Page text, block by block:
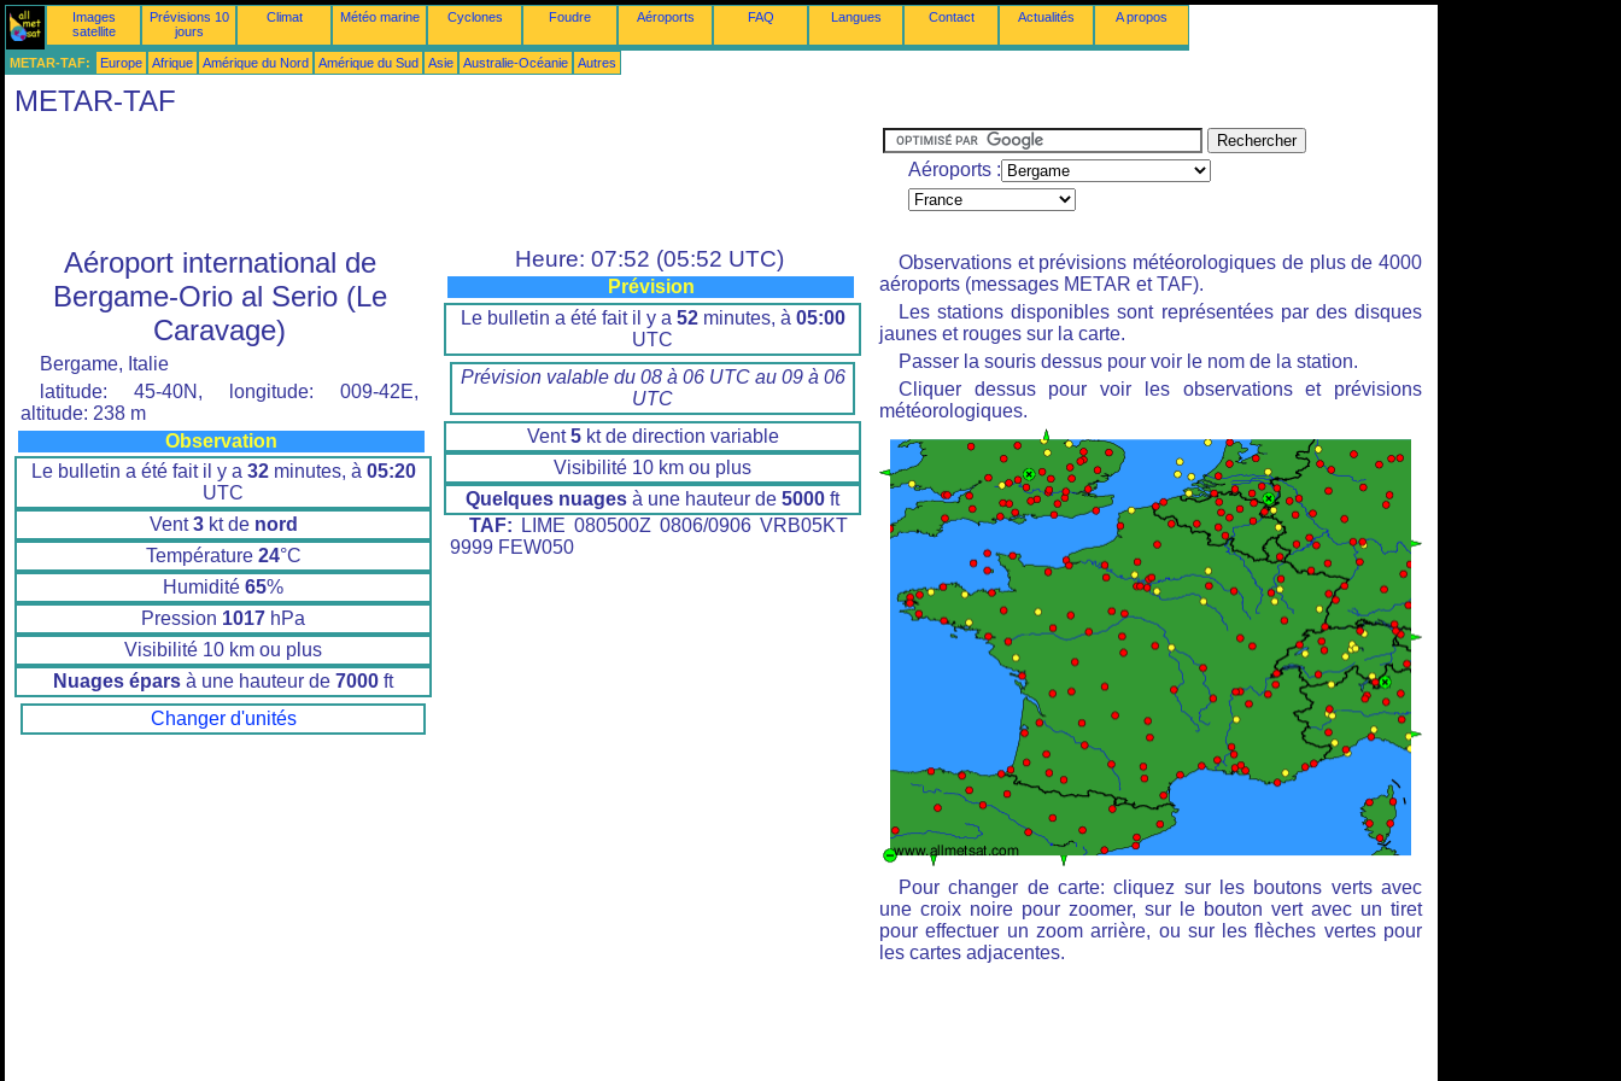
Images
satellite
Prévisions 10
jours
Climat Météo marine Cyclones Foudre Aéroports FAQ Langues Contact Actualités A propos
METAR-TAF: Europe Afrique Amérique du Nord Amérique du Sud Asie Australie-Océanie Autres
METAR-TAF
Aéroports :
Aéroport international de
Bergame-Orio al Serio (Le
Caravage)
Bergame, Italie
latitude: 45-40N, longitude: 009-42E,
altitude: 238 m
Observation
Le bulletin a été fait il y a 32minutes, à 05:20
UTC
Vent3kt de nord
Température 24°C
Humidité 65%
Pression 1017 hPa
Visibilité 10 km ou plus
Nuages épars à une hauteur de 7000 ft
Changer d'unités
Heure: 07:52 (05:52 UTC)
Prévision
Le bulletin a été fait il y a 52minutes, à 05:00
UTC
Prévision valable du 08 à 06 UTC au 09 à 06
UTC
Vent5kt de direction variable
Visibilité 10 km ou plus
Quelques nuages à une hauteur de 5000 ft
TAF: LIME 080500Z 0806/0906 VRB05KT
9999 FEW050
Observations et prévisions météorologiques de plus de 4000
aéroports (messages METAR et TAF).
Les stations disponibles sont représentées par des disques
jaunes et rouges sur la carte.
Passer la souris dessus pour voir le nom de la station.
Cliquer dessus pour voir les observations et prévisions
météorologiques.
Pour changer de carte: cliquez sur les boutons verts avec
une croix noire pour zoomer, sur le bouton vert avec un tiret
pour effectuer un zoom arrière, ou sur les flèches vertes pour
les cartes adjacentes.